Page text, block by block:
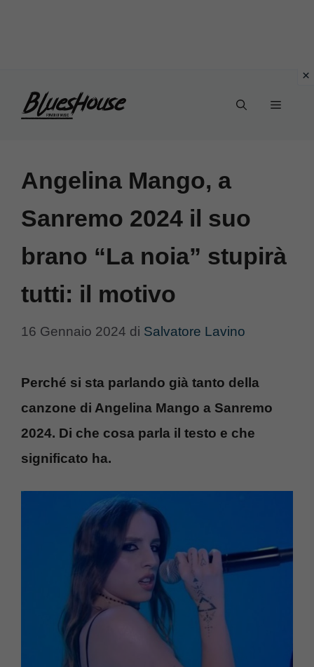
Menu
Angelina Mango, a
Sanremo 2024 il suo
brano “La noia” stupirà
tutti: il motivo
16 Gennaio 2024 di Salvatore Lavino
Perché si sta parlando già tanto della
canzone di Angelina Mango a Sanremo
2024. Di che cosa parla il testo e che
significato ha.